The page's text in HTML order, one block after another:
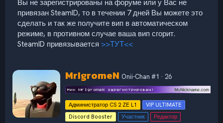
Вы не зарегистрированы на форуме или у Вас не
привязан SteamID, то в течении 7 дней Вы можете это
сделать и так же получите вип в автоматическом
режиме, в противном случае ваша вип сгорит.
SteamID привязывается >>ТУТ<<
А
в
т
о
р
MrIgromeN Onii-Chan #1 · 26
Администратор CS 2 ZE L1
VIP ULTIMATE
Discord Booster
Участник
Редактор